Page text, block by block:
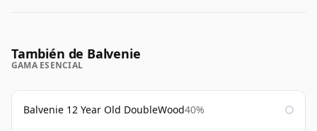
También de Balvenie
GAMA ESENCIAL
Balvenie 12 Year Old DoubleWood40%